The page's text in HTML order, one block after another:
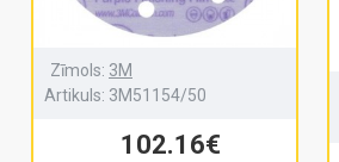
Zīmols: 3M
Artikuls: 3M51154/50
102.16€